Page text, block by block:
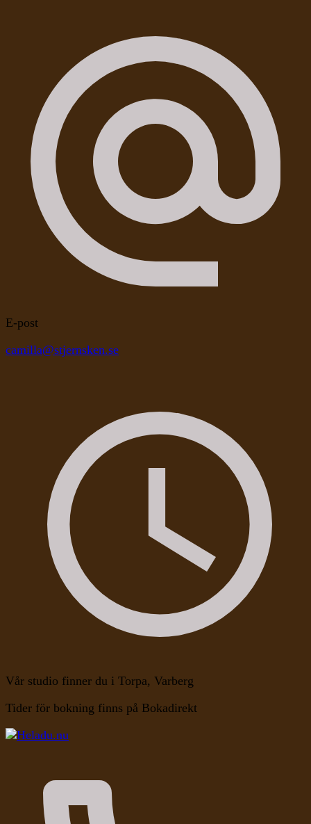
E-post
camilla@stjernsken.se
Vår studio finner du i Torpa, Varberg
Tider för bokning finns på Bokadirekt
Heladu.nu